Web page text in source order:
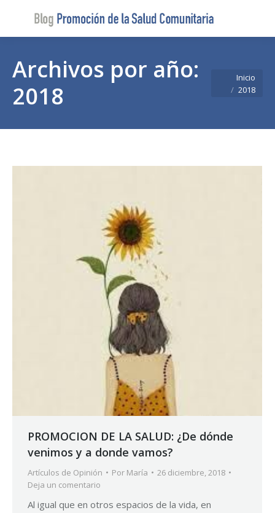
Archivos por año:
2018
Estás aquí:
Inicio
2018
PROMOCION DE LA SALUD: ¿De dónde
venimos y a donde vamos?
Artículos de Opinión Por María
26 diciembre, 2018
Deja un comentario
Al igual que en otros espacios de la vida, en